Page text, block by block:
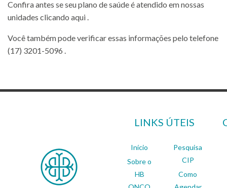
Confira antes se seu plano de saúde é atendido em nossas
unidades clicando aqui
Você também pode verificar essas informações pelo telefone
(17) 3201-5096
LINKS ÚTEIS
Início
Sobre o
HB
Pesquisa
CIP
Como